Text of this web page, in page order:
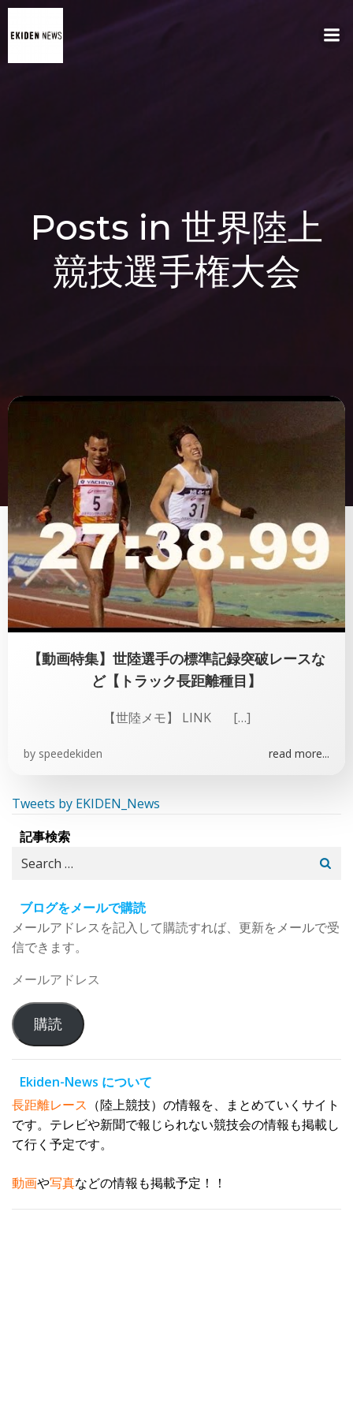
Posts in 世界陸上
競技選手権大会
【動画特集】世陸選手の標準記録突破レースな
ど【トラック長距離種目】
【世陸メモ】 LINK […]
by speedekiden read more...
Tweets by EKIDEN_News
記事検索
Search
ブログをメールで購読
メールアドレスを記入して購読すれば、更新をメールで受
信できます。
メ
ル
ア
ド
レ
ス
購読
Ekiden-News について
長距離レース （陸上競技）の情報を、まとめていくサイト
です。テレビや新聞で報じられない競技会の情報も掲載し
て行く予定です。
動画や写真などの情報も掲載予定！！